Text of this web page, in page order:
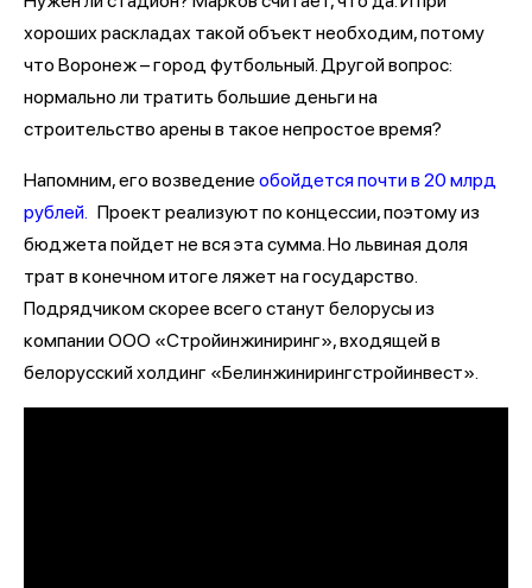
хороших раскладах такой объект необходим, потому
что Воронеж – город футбольный. Другой вопрос:
нормально ли тратить большие деньги на
строительство арены в такое непростое время?
Напомним, его возведение обойдется почти в 20 млрд
рублей. Проект реализуют по концессии, поэтому из
бюджета пойдет не вся эта сумма. Но львиная доля
трат в конечном итоге ляжет на государство.
Подрядчиком скорее всего станут белорусы из
компании ООО «Стройинжиниринг», входящей в
белорусский холдинг «Белинжинирингстройинвест».